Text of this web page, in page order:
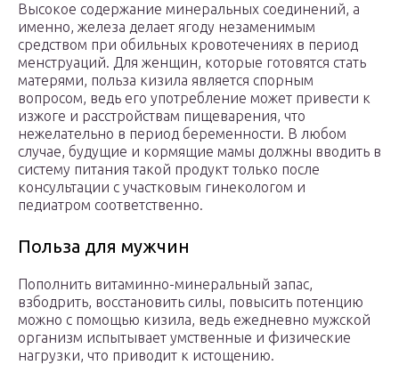
Высокое содержание минеральных соединений, а
именно, железа делает ягоду незаменимым
средством при обильных кровотечениях в период
менструаций. Для женщин, которые готовятся стать
матерями, польза кизила является спорным
вопросом, ведь его употребление может привести к
изжоге и расстройствам пищеварения, что
нежелательно в период беременности. В любом
случае, будущие и кормящие мамы должны вводить в
систему питания такой продукт только после
консультации с участковым гинекологом и
педиатром соответственно.
Польза для мужчин
Пополнить витаминно-минеральный запас,
взбодрить, восстановить силы, повысить потенцию
можно с помощью кизила, ведь ежедневно мужской
организм испытывает умственные и физические
нагрузки, что приводит к истощению.